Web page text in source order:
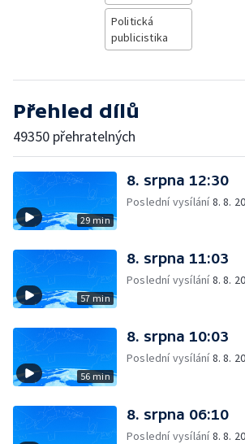
Politická
publicistika
Přehled dílů
49350 přehratelných
29 min
8. srpna 12:30
Poslední vysílání8. 8.
57 min
8. srpna 11:03
Poslední vysílání8. 8.
56 min
8. srpna 10:03
Poslední vysílání8. 8.
8. srpna 06:10
Poslední vysílání8. 8.